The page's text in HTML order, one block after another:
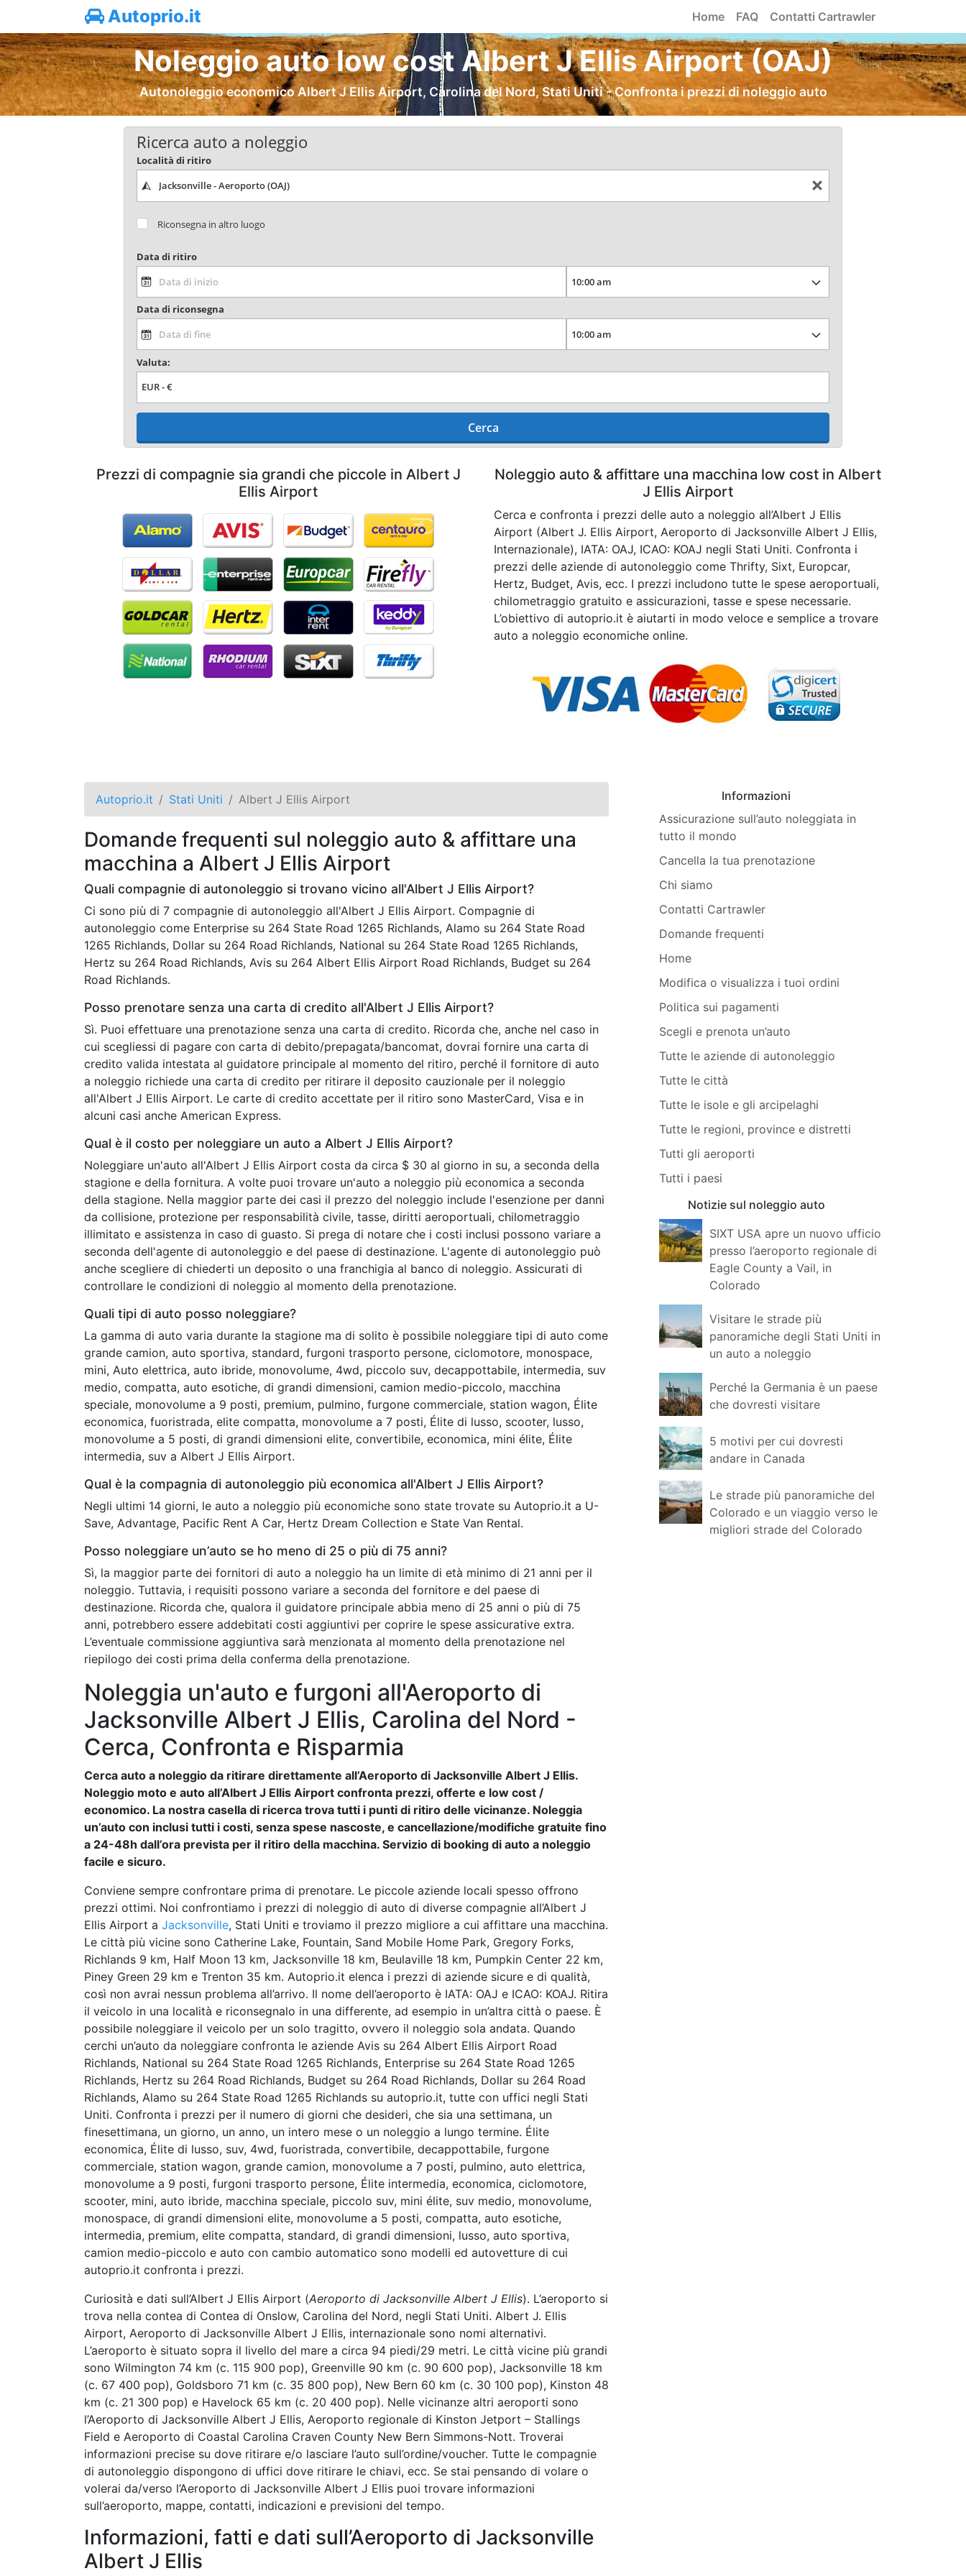
Autoprio.it Home FAQ Contatti Cartrawler
Noleggio auto low cost Albert J Ellis Airport (OAJ)
Autonoleggio economico Albert J Ellis Airport, Carolina del Nord, Stati Uniti - Confronta i prezzi di noleggio auto
Ricerca auto a noleggio
Località di ritiro
Riconsegna in altro luogo
Data di ritiro
Data di riconsegna
Valuta:
Cerca
Prezzi di compagnie sia grandi che piccole in Albert J
Ellis Airport
Noleggio auto & affittare una macchina low cost in Albert
J Ellis Airport
Cerca e confronta i prezzi delle auto a noleggio all’Albert J Ellis
Airport (Albert J. Ellis Airport, Aeroporto di Jacksonville Albert J Ellis,
Internazionale), IATA: OAJ, ICAO: KOAJ negli Stati Uniti. Confronta i
prezzi delle aziende di autonoleggio come Thrifty, Sixt, Europcar,
Hertz, Budget, Avis, ecc. I prezzi includono tutte le spese aeroportuali,
chilometraggio gratuito e assicurazioni, tasse e spese necessarie.
L’obiettivo di autoprio.it è aiutarti in modo veloce e semplice a trovare
auto a noleggio economiche online.
Autoprio.it Stati Uniti Albert J Ellis Airport
Domande frequenti sul noleggio auto & affittare una
macchina a Albert J Ellis Airport
Quali compagnie di autonoleggio si trovano vicino all'Albert J Ellis Airport?
Ci sono più di 7 compagnie di autonoleggio all'Albert J Ellis Airport. Compagnie di
autonoleggio come Enterprise su 264 State Road 1265 Richlands, Alamo su 264 State Road
1265 Richlands, Dollar su 264 Road Richlands, National su 264 State Road 1265 Richlands,
Hertz su 264 Road Richlands, Avis su 264 Albert Ellis Airport Road Richlands, Budget su 264
Road Richlands.
Posso prenotare senza una carta di credito all'Albert J Ellis Airport?
Sì. Puoi effettuare una prenotazione senza una carta di credito. Ricorda che, anche nel caso in
cui scegliessi di pagare con carta di debito/prepagata/bancomat, dovrai fornire una carta di
credito valida intestata al guidatore principale al momento del ritiro, perché il fornitore di auto
a noleggio richiede una carta di credito per ritirare il deposito cauzionale per il noleggio
all'Albert J Ellis Airport. Le carte di credito accettate per il ritiro sono MasterCard, Visa e in
alcuni casi anche American Express.
Qual è il costo per noleggiare un auto a Albert J Ellis Airport?
Noleggiare un'auto all'Albert J Ellis Airport costa da circa $ 30 al giorno in su, a seconda della
stagione e della fornitura. A volte puoi trovare un'auto a noleggio più economica a seconda
della stagione. Nella maggior parte dei casi il prezzo del noleggio include l'esenzione per danni
da collisione, protezione per responsabilità civile, tasse, diritti aeroportuali, chilometraggio
illimitato e assistenza in caso di guasto. Si prega di notare che i costi inclusi possono variare a
seconda dell'agente di autonoleggio e del paese di destinazione. L'agente di autonoleggio può
anche scegliere di chiederti un deposito o una franchigia al banco di noleggio. Assicurati di
controllare le condizioni di noleggio al momento della prenotazione.
Quali tipi di auto posso noleggiare?
La gamma di auto varia durante la stagione ma di solito è possibile noleggiare tipi di auto come
grande camion, auto sportiva, standard, furgoni trasporto persone, ciclomotore, monospace,
mini, Auto elettrica, auto ibride, monovolume, 4wd, piccolo suv, decappottabile, intermedia, suv
medio, compatta, auto esotiche, di grandi dimensioni, camion medio-piccolo, macchina
speciale, monovolume a 9 posti, premium, pulmino, furgone commerciale, station wagon, Élite
economica, fuoristrada, elite compatta, monovolume a 7 posti, Élite di lusso, scooter, lusso,
monovolume a 5 posti, di grandi dimensioni elite, convertibile, economica, mini élite, Élite
intermedia, suv a Albert J Ellis Airport.
Qual è la compagnia di autonoleggio più economica all'Albert J Ellis Airport?
Negli ultimi 14 giorni, le auto a noleggio più economiche sono state trovate su Autoprio.it a U-
Save, Advantage, Pacific Rent A Car, Hertz Dream Collection e State Van Rental.
Posso noleggiare un’auto se ho meno di 25 o più di 75 anni?
Sì, la maggior parte dei fornitori di auto a noleggio ha un limite di età minimo di 21 anni per il
noleggio. Tuttavia, i requisiti possono variare a seconda del fornitore e del paese di
destinazione. Ricorda che, qualora il guidatore principale abbia meno di 25 anni o più di 75
anni, potrebbero essere addebitati costi aggiuntivi per coprire le spese assicurative extra.
L’eventuale commissione aggiuntiva sarà menzionata al momento della prenotazione nel
riepilogo dei costi prima della conferma della prenotazione.
Noleggia un'auto e furgoni all'Aeroporto di
Jacksonville Albert J Ellis, Carolina del Nord -
Cerca, Confronta e Risparmia
Cerca auto a noleggio da ritirare direttamente all’Aeroporto di Jacksonville Albert J Ellis.
Noleggio moto e auto all’Albert J Ellis Airport confronta prezzi, offerte e low cost /
economico. La nostra casella di ricerca trova tutti i punti di ritiro delle vicinanze. Noleggia
un’auto con inclusi tutti i costi, senza spese nascoste, e cancellazione/modifiche gratuite fino
a 24-48h dall’ora prevista per il ritiro della macchina. Servizio di booking di auto a noleggio
facile e sicuro.
Conviene sempre confrontare prima di prenotare. Le piccole aziende locali spesso offrono
prezzi ottimi. Noi confrontiamo i prezzi di noleggio di auto di diverse compagnie all’Albert J
Ellis Airport a Jacksonville, Stati Uniti e troviamo il prezzo migliore a cui affittare una macchina.
Le città più vicine sono Catherine Lake, Fountain, Sand Mobile Home Park, Gregory Forks,
Richlands 9 km, Half Moon 13 km, Jacksonville 18 km, Beulaville 18 km, Pumpkin Center 22 km,
Piney Green 29 km e Trenton 35 km. Autoprio.it elenca i prezzi di aziende sicure e di qualità,
così non avrai nessun problema all’arrivo. Il nome dell’aeroporto è IATA: OAJ e ICAO: KOAJ. Ritira
il veicolo in una località e riconsegnalo in una differente, ad esempio in un’altra città o paese. È
possibile noleggiare il veicolo per un solo tragitto, ovvero il noleggio sola andata. Quando
cerchi un’auto da noleggiare confronta le aziende Avis su 264 Albert Ellis Airport Road
Richlands, National su 264 State Road 1265 Richlands, Enterprise su 264 State Road 1265
Richlands, Hertz su 264 Road Richlands, Budget su 264 Road Richlands, Dollar su 264 Road
Richlands, Alamo su 264 State Road 1265 Richlands su autoprio.it, tutte con uffici negli Stati
Uniti. Confronta i prezzi per il numero di giorni che desideri, che sia una settimana, un
finesettimana, un giorno, un anno, un intero mese o un noleggio a lungo termine. Élite
economica, Élite di lusso, suv, 4wd, fuoristrada, convertibile, decappottabile, furgone
commerciale, station wagon, grande camion, monovolume a 7 posti, pulmino, auto elettrica,
monovolume a 9 posti, furgoni trasporto persone, Élite intermedia, economica, ciclomotore,
scooter, mini, auto ibride, macchina speciale, piccolo suv, mini élite, suv medio, monovolume,
monospace, di grandi dimensioni elite, monovolume a 5 posti, compatta, auto esotiche,
intermedia, premium, elite compatta, standard, di grandi dimensioni, lusso, auto sportiva,
camion medio-piccolo e auto con cambio automatico sono modelli ed autovetture di cui
autoprio.it confronta i prezzi.
Curiosità e dati sull’Albert J Ellis Airport (Aeroporto di Jacksonville Albert J Ellis). L’aeroporto si
trova nella contea di Contea di Onslow, Carolina del Nord, negli Stati Uniti. Albert J. Ellis
Airport, Aeroporto di Jacksonville Albert J Ellis, internazionale sono nomi alternativi.
L’aeroporto è situato sopra il livello del mare a circa 94 piedi/29 metri. Le città vicine più grandi
sono Wilmington 74 km (c. 115 900 pop), Greenville 90 km (c. 90 600 pop), Jacksonville 18 km
(c. 67 400 pop), Goldsboro 71 km (c. 35 800 pop), New Bern 60 km (c. 30 100 pop), Kinston 48
km (c. 21 300 pop) e Havelock 65 km (c. 20 400 pop). Nelle vicinanze altri aeroporti sono
l’Aeroporto di Jacksonville Albert J Ellis, Aeroporto regionale di Kinston Jetport – Stallings
Field e Aeroporto di Coastal Carolina Craven County New Bern Simmons-Nott. Troverai
informazioni precise su dove ritirare e/o lasciare l’auto sull’ordine/voucher. Tutte le compagnie
di autonoleggio dispongono di uffici dove ritirare le chiavi, ecc. Se stai pensando di volare o
volerai da/verso l’Aeroporto di Jacksonville Albert J Ellis puoi trovare informazioni
sull’aeroporto, mappe, contatti, indicazioni e previsioni del tempo.
Informazioni, fatti e dati sull’Aeroporto di Jacksonville
Albert J Ellis
Informazioni
Assicurazione sull’auto noleggiata in
tutto il mondo
Cancella la tua prenotazione
Chi siamo
Contatti Cartrawler
Domande frequenti
Home
Modifica o visualizza i tuoi ordini
Politica sui pagamenti
Scegli e prenota un’auto
Tutte le aziende di autonoleggio
Tutte le città
Tutte le isole e gli arcipelaghi
Tutte le regioni, province e distretti
Tutti gli aeroporti
Tutti i paesi
Notizie sul noleggio auto
SIXT USA apre un nuovo ufficio
presso l’aeroporto regionale di
Eagle County a Vail, in
Colorado
Visitare le strade più
panoramiche degli Stati Uniti in
un auto a noleggio
Perché la Germania è un paese
che dovresti visitare
5 motivi per cui dovresti
andare in Canada
Le strade più panoramiche del
Colorado e un viaggio verso le
migliori strade del Colorado